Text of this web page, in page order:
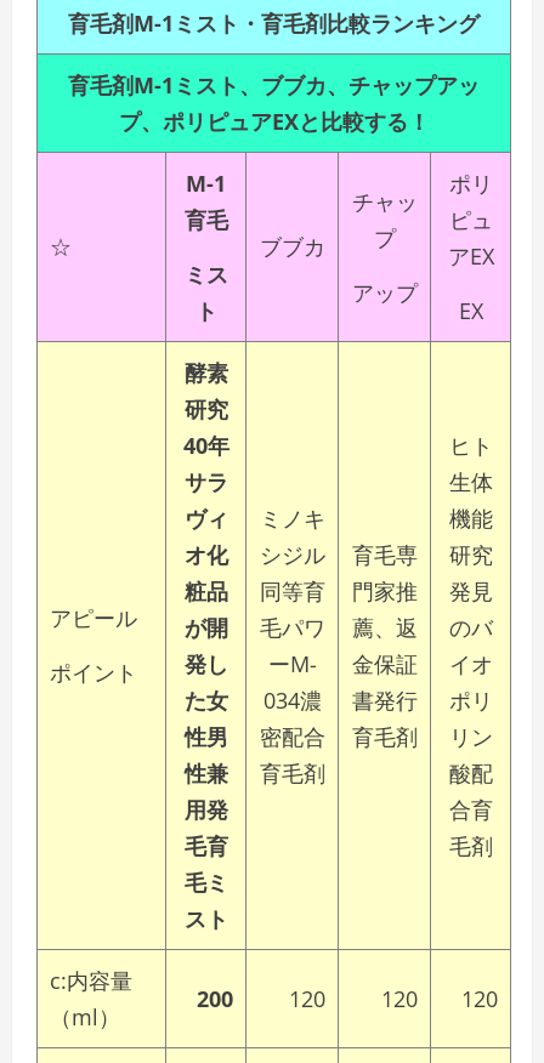
育毛剤M-1ミスト・育毛剤比較ランキング
育毛剤M-1ミスト、ブブカ、チャップアッ
プ、ポリピュアEXと比較する！
☆
M-1
育毛
ミス
ト
ブブカ
チャッ
プ
アップ
ポリ
ピュ
アEX
EX
アピール
ポイント
酵素
研究
40年
サラ
ヴィ
オ化
粧品
が開
発し
た女
性男
性兼
用発
毛育
毛ミ
スト
ミノキ
シジル
同等育
毛パワ
ーM-
034濃
密配合
育毛剤
育毛専
門家推
薦、返
金保証
書発行
育毛剤
ヒト
生体
機能
研究
発見
のバ
イオ
ポリ
リン
酸配
合育
毛剤
c:内容量
（ml）
200 120 120 120